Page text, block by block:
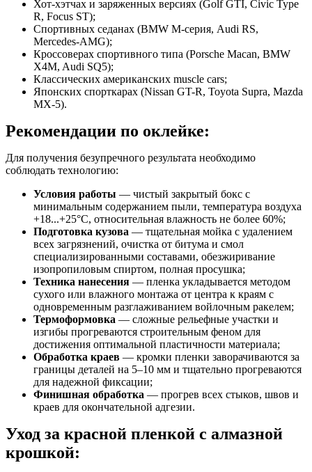
Хот-хэтчах и заряженных версиях (Golf GTI, Civic Type
R, Focus ST);
Спортивных седанах (BMW M-серия, Audi RS,
Mercedes-AMG);
Кроссоверах спортивного типа (Porsche Macan, BMW
X4M, Audi SQ5);
Классических американских muscle cars;
Японских спорткарах (Nissan GT-R, Toyota Supra, Mazda
MX-5).
Рекомендации по оклейке:
Для получения безупречного результата необходимо
соблюдать технологию:
Условия работы — чистый закрытый бокс с
минимальным содержанием пыли, температура воздуха
+18...+25°C, относительная влажность не более 60%;
Подготовка кузова — тщательная мойка с удалением
всех загрязнений, очистка от битума и смол
специализированными составами, обезжиривание
изопропиловым спиртом, полная просушка;
Техника нанесения — пленка укладывается методом
сухого или влажного монтажа от центра к краям с
одновременным разглаживанием войлочным ракелем;
Термоформовка — сложные рельефные участки и
изгибы прогреваются строительным феном для
достижения оптимальной пластичности материала;
Обработка краев — кромки пленки заворачиваются за
границы деталей на 5–10 мм и тщательно прогреваются
для надежной фиксации;
Финишная обработка — прогрев всех стыков, швов и
краев для окончательной адгезии.
Уход за красной пленкой с алмазной
крошкой: